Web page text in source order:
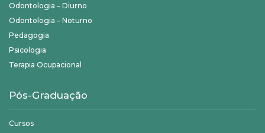
Odontologia – Diurno
Odontologia – Noturno
Pedagogia
Psicologia
Terapia Ocupacional
Pós-Graduação
Cursos